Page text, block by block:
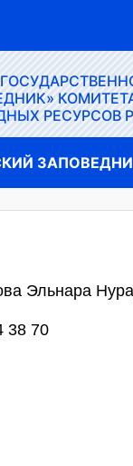
РЕСУРСОВ
Эльнара
38 70